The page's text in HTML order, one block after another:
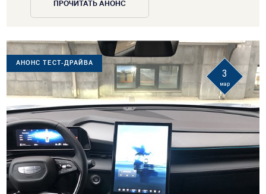
ПРОЧИТАТЬ АНОНС
АНОНС ТЕСТ-ДРАЙВА
3
мар